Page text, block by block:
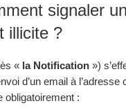
signaler
illicite ?
« la Notification »)
d’un email à
obligatoirement :